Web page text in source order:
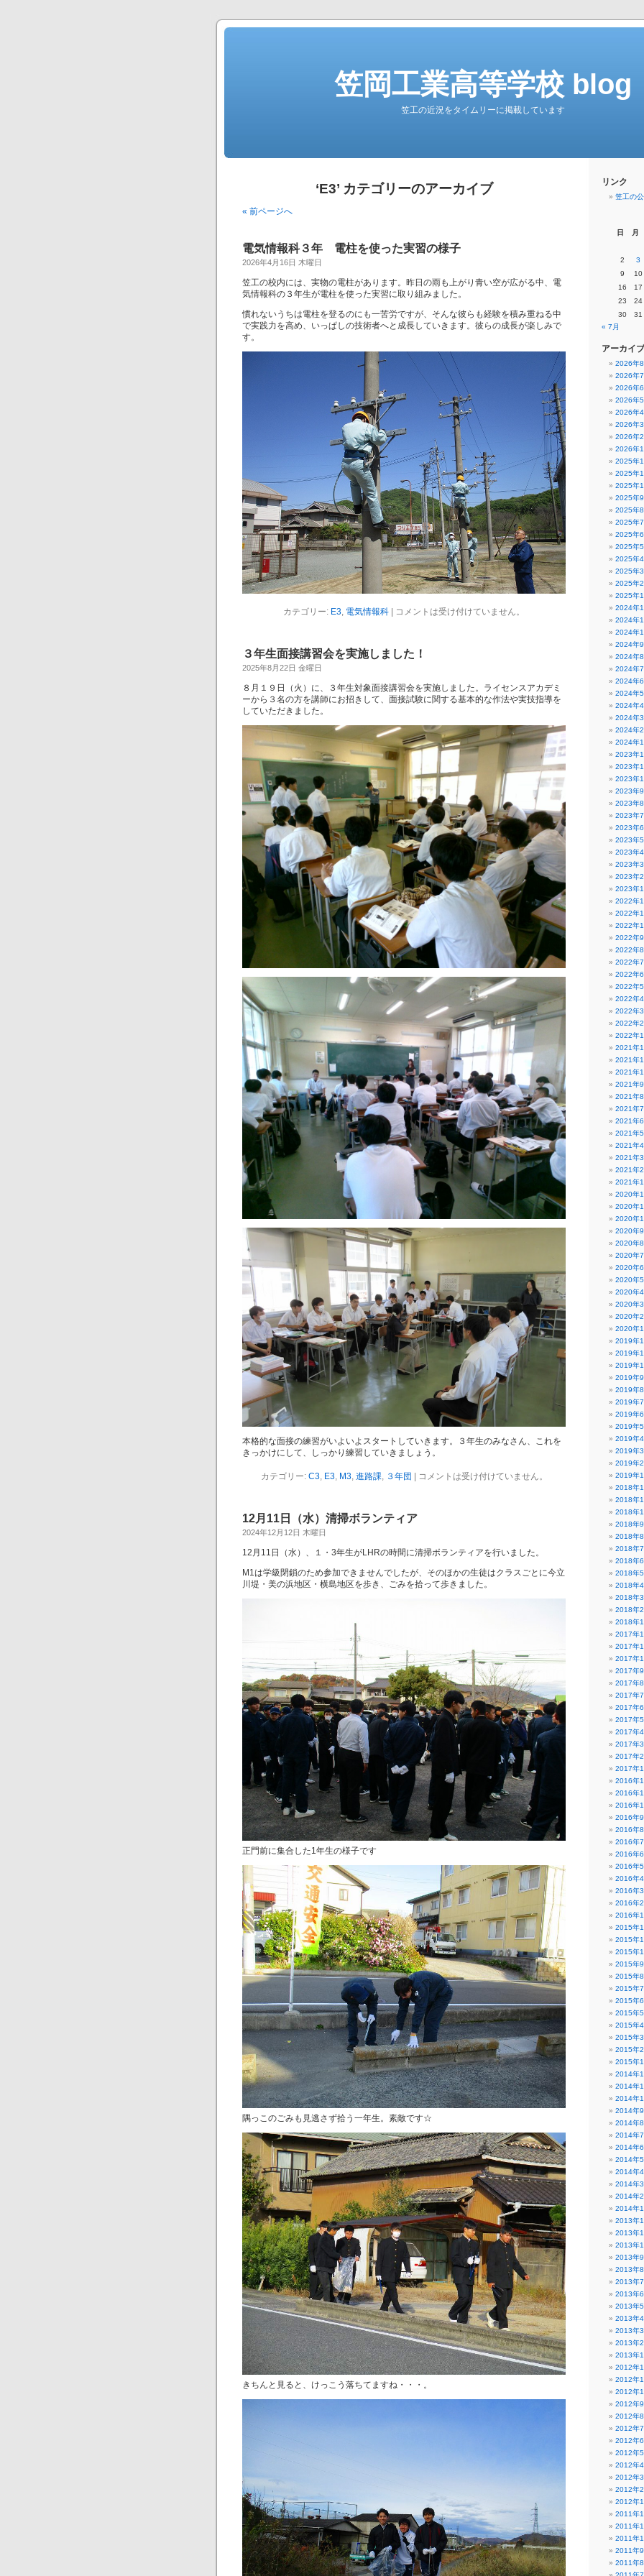
笠岡工業高等学校 blog
笠工の近況をタイムリーに掲載しています
‘E3’ カテゴリーのアーカイブ
« 前ページへ
電気情報科３年 電柱を使った実習の様子
2026年4月16日 木曜日
笠工の校内には、実物の電柱があります。昨日の雨も上がり青い空が広がる中、電
気情報科の３年生が電柱を使った実習に取り組みました。
慣れないうちは電柱を登るのにも一苦労ですが、そんな彼らも経験を積み重ねる中
で実践力を高め、いっぱしの技術者へと成長していきます。彼らの成長が楽しみで
す。
カテゴリー: E3, 電気情報科 コメントは受け付けていません。
３年生面接講習会を実施しました！
2025年8月22日 金曜日
８月１９日（火）に、３年生対象面接講習会を実施しました。ライセンスアカデミ
ーから３名の方を講師にお招きして、面接試験に関する基本的な作法や実技指導を
していただきました。
本格的な面接の練習がいよいよスタートしていきます。３年生のみなさん、これを
きっかけにして、しっかり練習していきましょう。
カテゴリー: C3, E3, M3, 進路課, ３年団 | コメントは受け付けていません。
12月11日（水）清掃ボランティア
2024年12月12日 木曜日
12月11日（水）、１・3年生がLHRの時間に清掃ボランティアを行いました。
M1は学級閉鎖のため参加できませんでしたが、そのほかの生徒はクラスごとに今立
川堤・美の浜地区・横島地区を歩き、ごみを拾って歩きました。
正門前に集合した1年生の様子です
隅っこのごみも見逃さず拾う一年生。素敵です☆
きちんと見ると、けっこう落ちてますね・・・。
リンク
笠工の
日 月
2
3
9
10
16
17
23
24
30
31
« 7月
アーカイブ
2026年8
2026年7
2026年6
2026年5
2026年4
2026年3
2026年2
2026年1
2025年
2025年
2025年
2025年9
2025年8
2025年7
2025年6
2025年5
2025年4
2025年3
2025年2
2025年1
2024年
2024年
2024年
2024年9
2024年8
2024年7
2024年6
2024年5
2024年4
2024年3
2024年2
2024年1
2023年
2023年
2023年
2023年9
2023年8
2023年7
2023年6
2023年5
2023年4
2023年3
2023年2
2023年1
2022年
2022年
2022年
2022年9
2022年8
2022年7
2022年6
2022年5
2022年4
2022年3
2022年2
2022年1
2021年
2021年
2021年
2021年9
2021年8
2021年7
2021年6
2021年5
2021年4
2021年3
2021年2
2021年1
2020年
2020年
2020年
2020年9
2020年8
2020年7
2020年6
2020年5
2020年4
2020年3
2020年2
2020年1
2019年
2019年
2019年
2019年9
2019年8
2019年7
2019年6
2019年5
2019年4
2019年3
2019年2
2019年1
2018年
2018年
2018年
2018年9
2018年8
2018年7
2018年6
2018年5
2018年4
2018年3
2018年2
2018年1
2017年
2017年
2017年
2017年9
2017年8
2017年7
2017年6
2017年5
2017年4
2017年3
2017年2
2017年1
2016年
2016年
2016年
2016年9
2016年8
2016年7
2016年6
2016年5
2016年4
2016年3
2016年2
2016年1
2015年
2015年
2015年
2015年9
2015年8
2015年7
2015年6
2015年5
2015年4
2015年3
2015年2
2015年1
2014年
2014年
2014年
2014年9
2014年8
2014年7
2014年6
2014年5
2014年4
2014年3
2014年2
2014年1
2013年
2013年
2013年
2013年9
2013年8
2013年7
2013年6
2013年5
2013年4
2013年3
2013年2
2013年1
2012年
2012年
2012年
2012年9
2012年8
2012年7
2012年6
2012年5
2012年4
2012年3
2012年2
2012年1
2011年
2011年
2011年
2011年9
2011年8